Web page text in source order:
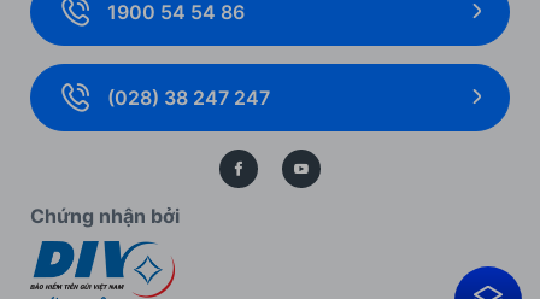
Giải pháp thanh toán
Thẻ doanh nghiệp
Bảo lãnh
Biểu mẫu, biểu phí cá nhân
Biểu mẫu, biểu phí doanh nghiệp
Kiến thức ngân hàng
Bảo vệ dữ liệu cá nhân
1900 54 54 86
(028) 38 247 247
Chứng nhận bởi